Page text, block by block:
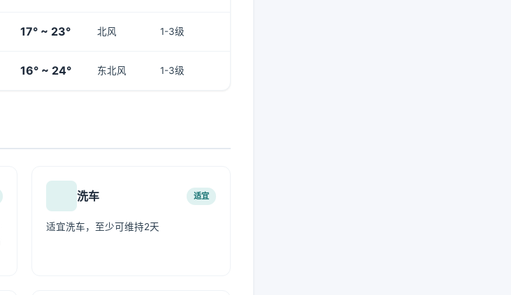
17° ~ 23° 北风 1-3级
16° ~ 24° 东北风 1-3级
洗车 适宜
适宜洗车，至少可维持2天